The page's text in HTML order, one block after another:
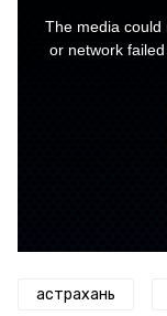
The media could
or network
астрахань